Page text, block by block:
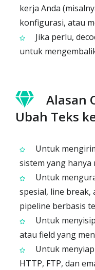
kerja Anda
konfigurasi, atau
Jika perlu,
untuk
Alasan
Ubah Teks
Untuk
sistem yang hanya
Untuk
spesial, line break,
pipeline berbasis
Untuk
atau field yang
Untuk
HTTP, FTP, dan